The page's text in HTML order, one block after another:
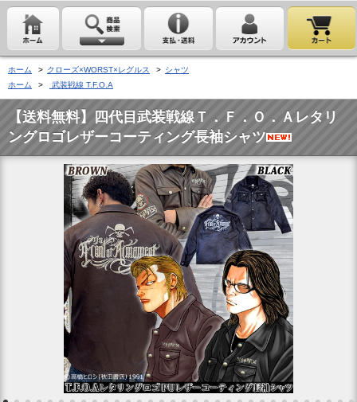
ホーム > クローズ×WORST×レグルス > シャツ
ホーム
> 武装戦線 T.F.O.A
【送料無料】四代目武装戦線Ｔ．Ｆ．Ｏ．Ａレタリ
ングロゴレザーコーティング長袖シャツ